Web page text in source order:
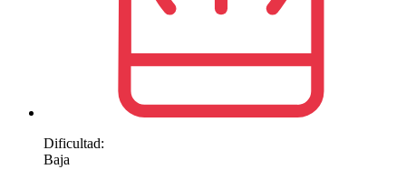
Dificultad:
Baja